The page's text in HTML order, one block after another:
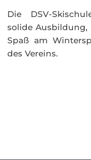
Die DSV-
solide
Spaß am
des Vereins.